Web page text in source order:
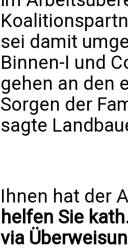
sei damit
Binnen-I und
gehen an den
Sorgen der
sagte
Ihnen hat der
helfen Sie
via